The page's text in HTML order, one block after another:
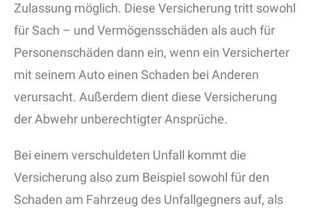
Zulassung möglich. Diese Versicherung tritt sowohl
für Sach – und Vermögensschäden als auch für
Personenschäden dann ein, wenn ein Versicherter
mit seinem Auto einen Schaden bei Anderen
verursacht. Außerdem dient diese Versicherung
der Abwehr unberechtigter Ansprüche.
Bei einem verschuldeten Unfall kommt die
Versicherung also zum Beispiel sowohl für den
Schaden am Fahrzeug des Unfallgegners auf, als